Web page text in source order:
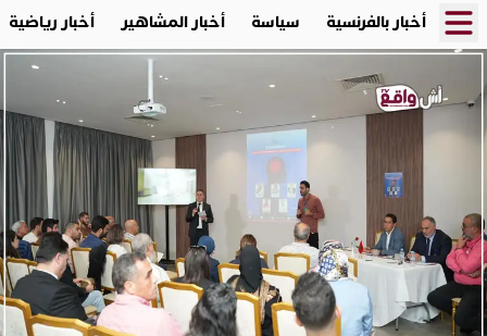
أخبار بالفرنسية سياسة أخبار المشاهير أخبار رياضية